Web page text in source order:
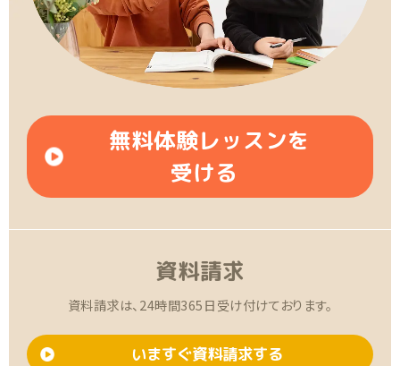
無料体験レッスンを
受ける
資料請求
資料請求は、24時間365日受け付けております。
いますぐ資料請求する